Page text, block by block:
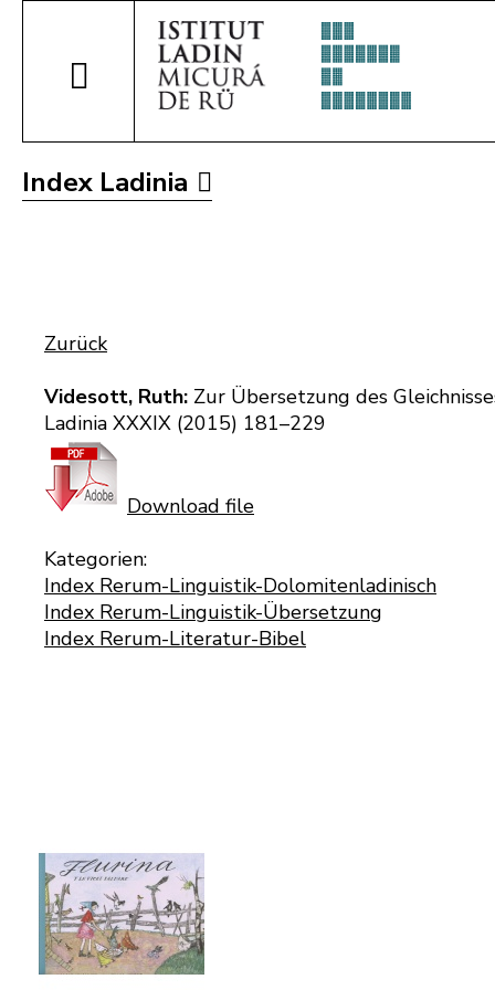
Index Ladinia
Zurück
Videsott, Ruth: Zur Übersetzung des
Ladinia XXXIX (2015) 181–229
Download file
Kategorien:
Index Rerum-Linguistik-Dolomitenladinisch
Index Rerum-Linguistik-Übersetzung
Index Rerum-Literatur-Bibel